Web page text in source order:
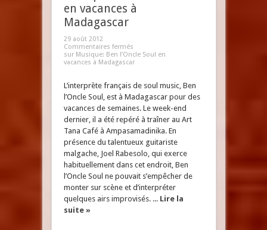
en vacances à
Madagascar
29 août 2012
Commentaires fermés
sur Musique: Ben l’Oncle Soul en
vacances à Madagascar
L’interprète français de soul music, Ben
l’Oncle Soul, est à Madagascar pour des
vacances de semaines. Le week-end
dernier, il a été repéré à traîner au Art
Tana Café à Ampasamadinika. En
présence du talentueux guitariste
malgache, Joel Rabesolo, qui exerce
habituellement dans cet endroit, Ben
l’Oncle Soul ne pouvait s’empêcher de
monter sur scène et d’interpréter
quelques airs improvisés. ... Lire la
suite »